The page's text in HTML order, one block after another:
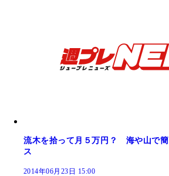
流木を拾って月５万円？ 海や山で
ス
2014年06月23日 15:00